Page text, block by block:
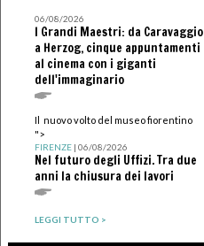
06/08/2026
I Grandi Maestri: da Caravaggio
a Herzog, cinque appuntamenti
al cinema con i giganti
dell'immaginario
Il nuovo volto del museo fiorentino
">
FIRENZE| 06/08/2026
Nel futuro degli Uffizi. Tra due
anni la chiusura dei lavori
LEGGI TUTTO >